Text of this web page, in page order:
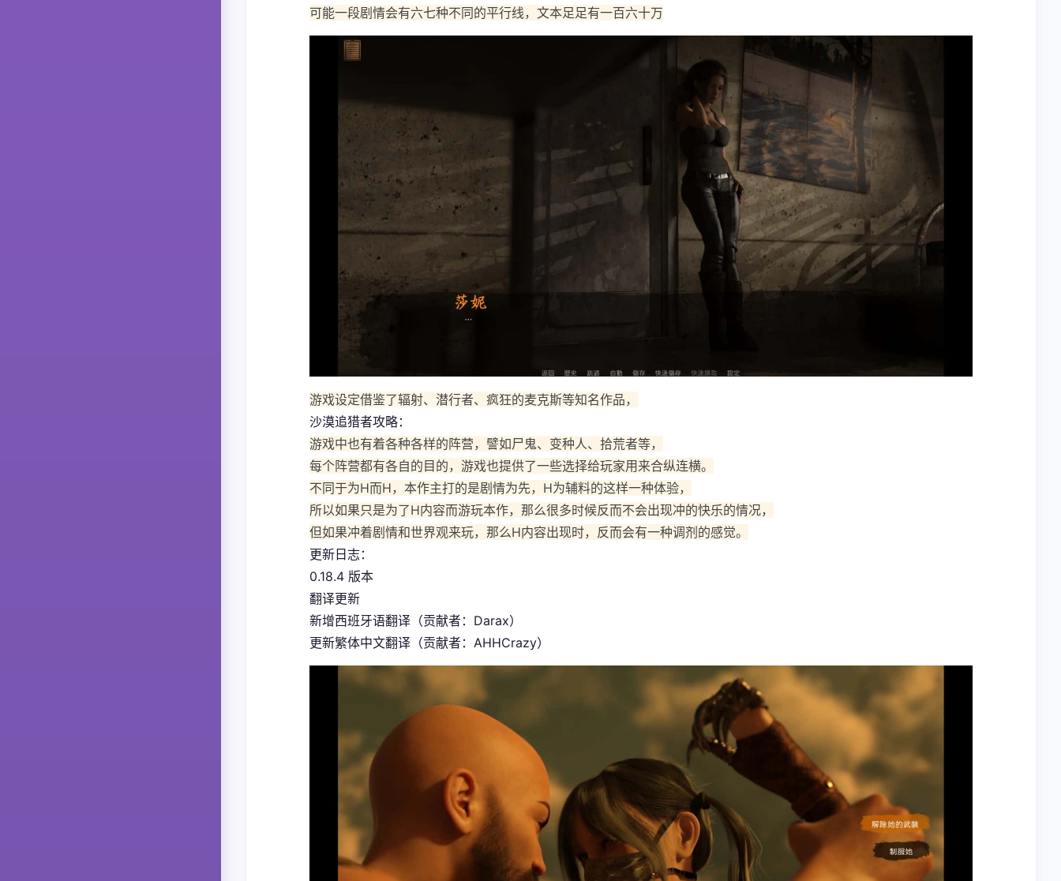
可能一段剧情会有六七种不同的平行线，文本足足有一百六十万
游戏设定借鉴了辐射、潜行者、疯狂的麦克斯等知名作品，
沙漠追猎者攻略：
游戏中也有着各种各样的阵营，譬如尸鬼、变种人、拾荒者等，
每个阵营都有各自的目的，游戏也提供了一些选择给玩家用来合纵连横。
不同于为H而H，本作主打的是剧情为先，H为辅料的这样一种体验，
所以如果只是为了H内容而游玩本作，那么很多时候反而不会出现冲的快乐的情况，
但如果冲着剧情和世界观来玩，那么H内容出现时，反而会有一种调剂的感觉。
更新日志：
0.18.4 版本
翻译更新
新增西班牙语翻译（贡献者：Darax）
更新繁体中文翻译（贡献者：AHHCrazy）